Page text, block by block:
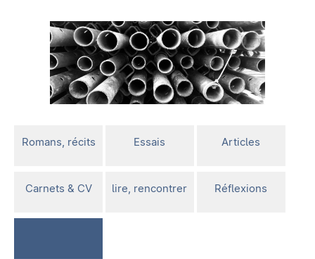
Romans, récits Essais Articles
Carnets & CV lire, rencontrer Réflexions